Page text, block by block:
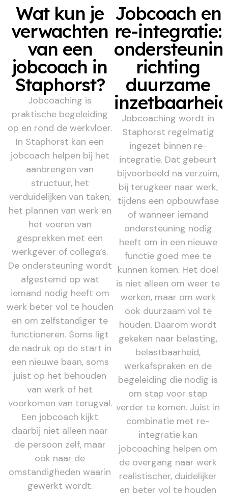
Wat kun je
verwachten
van een
jobcoach in
Staphorst?
Jobcoaching is
praktische begeleiding
op en rond de werkvloer.
In Staphorst kan een
jobcoach helpen bij het
aanbrengen van
structuur, het
verduidelijken van taken,
het plannen van werk en
het voeren van
gesprekken met een
werkgever of collega’s.
De ondersteuning wordt
afgestemd op wat
iemand nodig heeft om
werk beter vol te houden
en om zelfstandiger te
functioneren. Soms ligt
de nadruk op de start in
een nieuwe baan, soms
juist op het behouden
van werk of het
voorkomen van terugval.
Een jobcoach kijkt
daarbij niet alleen naar
de persoon zelf, maar
ook naar de
omstandigheden waarin
gewerkt wordt.
Jobcoach en
re-integratie:
richting
duurzame
Jobcoaching wordt in
Staphorst regelmatig
ingezet binnen re-
integratie. Dat gebeurt
bijvoorbeeld na verzuim,
bij terugkeer naar werk,
tijdens een opbouwfase
of wanneer iemand
ondersteuning nodig
heeft om in een nieuwe
functie goed mee te
kunnen komen. Het doel
is niet alleen om weer te
werken, maar om werk
ook duurzaam vol te
houden. Daarom wordt
gekeken naar belasting,
belastbaarheid,
werkafspraken en de
begeleiding die nodig is
om stap voor stap
verder te komen. Juist in
combinatie met re-
integratie kan
jobcoaching helpen om
de overgang naar werk
realistischer, duidelijker
en beter vol te houden